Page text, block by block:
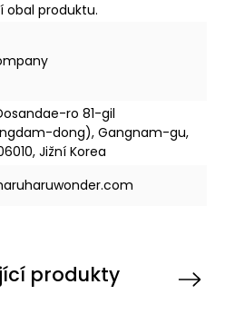
produktu.
ro 81-gil
dong), Gangnam-gu,
Jižní Korea
produkty Next